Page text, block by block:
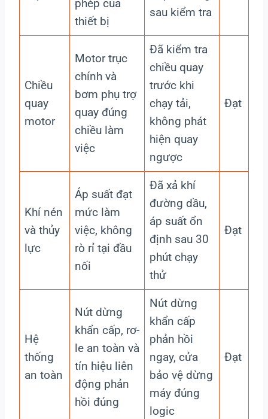
phép của
thiết bị
sau kiểm tra
Chiều
quay
motor
Motor trục
chính và
bơm phụ trợ
quay đúng
chiều làm
việc
Đã kiểm tra
chiều quay
trước khi
chạy tải,
không phát
hiện quay
ngược
Đạt
Khí nén
và thủy
lực
Áp suất đạt
mức làm
việc, không
rò rỉ tại đầu
nối
Đã xả khí
đường dầu,
áp suất ổn
định sau 30
phút chạy
thử
Đạt
Hệ
thống
an toàn
Nút dừng
khẩn cấp, rơ-
le an toàn và
tín hiệu liên
động phản
hồi đúng
Nút dừng
khẩn cấp
phản hồi
ngay, cửa
bảo vệ dừng
máy đúng
logic
Đạt